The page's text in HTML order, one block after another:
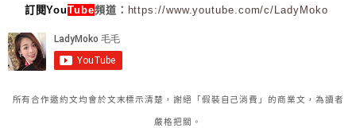
訂閱YouTube頻道： https://www.youtube.com/c/LadyMoko
所有合作邀約文均會於文末標示清楚，謝絕「假裝自己消費」的商業文，為讀者
嚴格把關。